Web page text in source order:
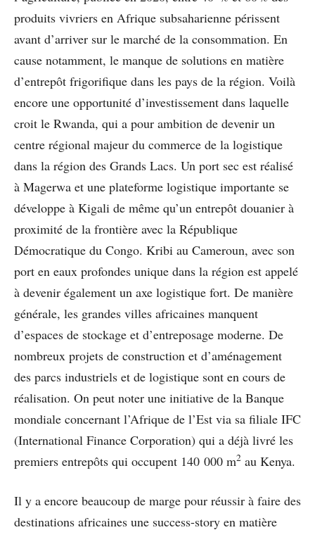
produits vivriers en Afrique subsaharienne périssent
avant d’arriver sur le marché de la consommation. En
cause notamment, le manque de solutions en matière
d’entrepôt frigorifique dans les pays de la région. Voilà
encore une opportunité d’investissement dans laquelle
croit le Rwanda, qui a pour ambition de devenir un
centre régional majeur du commerce de la logistique
dans la région des Grands Lacs. Un port sec est réalisé
à Magerwa et une plateforme logistique importante se
développe à Kigali de même qu’un entrepôt douanier à
proximité de la frontière avec la République
Démocratique du Congo. Kribi au Cameroun, avec son
port en eaux profondes unique dans la région est appelé
à devenir également un axe logistique fort. De manière
générale, les grandes villes africaines manquent
d’espaces de stockage et d’entreposage moderne. De
nombreux projets de construction et d’aménagement
des parcs industriels et de logistique sont en cours de
réalisation. On peut noter une initiative de la Banque
mondiale concernant l’Afrique de l’Est via sa filiale IFC
(International Finance Corporation) qui a déjà livré les
premiers entrepôts qui occupent 140 000 m2 au Kenya.
Il y a encore beaucoup de marge pour réussir à faire des
destinations africaines une success-story en matière